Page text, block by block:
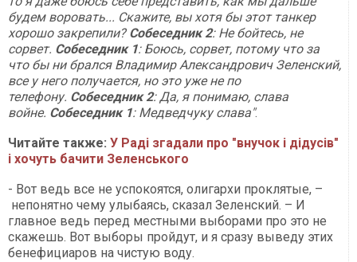
будем воровать... Скажите, вы хотя бы этот танкер
хорошо закрепили?Собеседник 2: Не бойтесь, не
сорвет. Собеседник 1: Боюсь, сорвет, потому что за
что бы ни брался Владимир Александрович Зеленский,
все у него получается, но это уже не по
телефону. Собеседник 2: Да, я понимаю, слава
войне. Собеседник 1: Медведчуку слава".
Читайте также: У Раді згадали про "внучок і дідусів"
і хочуть бачити Зеленського
- Вот ведь все не успокоятся, олигархи проклятые, –
непонятно чему улыбаясь, сказал Зеленский. – И
главное ведь перед местными выборами про это не
скажешь. Вот выборы пройдут, и я сразу выведу этих
бенефициаров на чистую воду.